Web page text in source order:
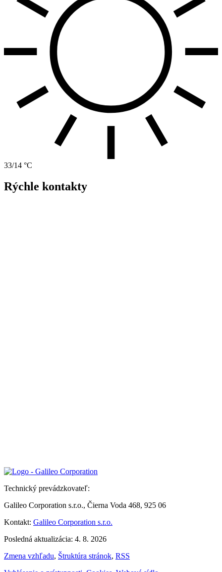
33/14 °C
Rýchle kontakty
Technický prevádzkovateľ:
Galileo Corporation s.r.o., Čierna Voda 468, 925 06
Kontakt: Galileo Corporation s.r.o.
Posledná aktualizácia: 4. 8. 2026
Zmena vzhľadu, Štruktúra stránok, RSS